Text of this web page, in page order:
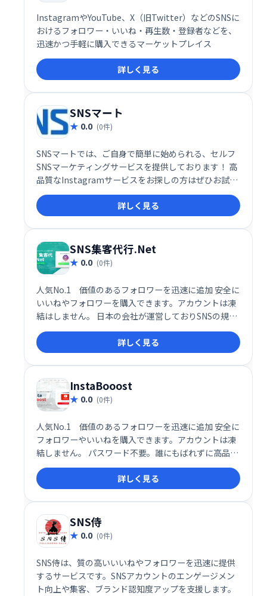
InstagramやYouTube、X（旧Twitter）などのSNSに
おけるフォロワー・いいね・再生数・登録者などを、
迅速かつ手軽に購入できるマーケットプレイス
詳しく見る
SNSマート
0.0 (0件)
SNSマートでは、ご自身で簡単に始められる、セルフ
SNSマーケティングサービスを提供しております！ 高
品質なInstagramサービスをお探しの方はぜひお試し
ください！
詳しく見る
SNS集客代行.Net
0.0 (0件)
人気No.1 価値のあるフォロワーを迅速に追加 安全に
いいねやフォロワーを購入できます。アカウントは凍
結はしません。 日本の会社が運営しておりSNSの規約
を遵守したサービスです ばれずに自然なフォロワーを
買うことができます。パスワードも不要です。
詳しく見る
InstaBooost
0.0 (0件)
人気No.1 価値のあるフォロワーを迅速に追加 安全に
フォロワーやいいねを購入できます。アカウントは凍
結しません。 パスワード不要。誰にもばれずに高品質
フォロワーを買うことができます。 日本人のスタッフ
で運営されています。詳しく見る
SNS侍
0.0 (0件)
SNS侍は、質の高いいいねやフォロワーを迅速に提供
するサービスです。SNSアカウントのエンゲージメン
ト向上や集客、ブランド認知度アップを支援します。